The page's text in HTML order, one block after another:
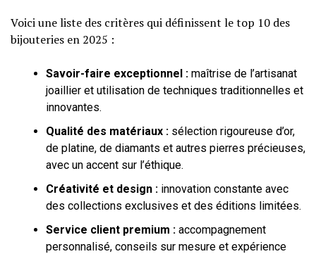
Voici une liste des critères qui définissent le top 10 des
bijouteries en 2025 :
Savoir-faire exceptionnel : maîtrise de l’artisanat
joaillier et utilisation de techniques traditionnelles et
innovantes.
Qualité des matériaux : sélection rigoureuse d’or,
de platine, de diamants et autres pierres précieuses,
avec un accent sur l’éthique.
Créativité et design : innovation constante avec
des collections exclusives et des éditions limitées.
Service client premium : accompagnement
personnalisé, conseils sur mesure et expérience